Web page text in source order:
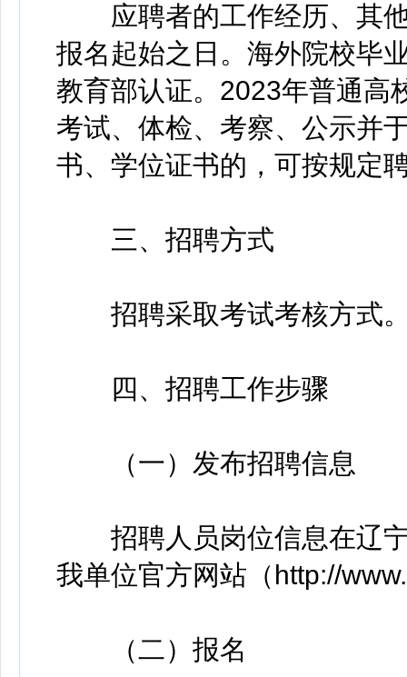
应聘者的工作经历、其他
报名起始之日。海外院校毕
教育部认证。2023年普通高
考试、体检、考察、公示并
书、学位证书的，可按规定
三、招聘方式
招聘采取考试考核方式
四、招聘工作步骤
（一）发布招聘信息
招聘人员岗位信息在辽宁
我单位官方网站（http://
（二）报名